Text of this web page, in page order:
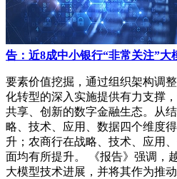
告：近8成中小银行“非常关注”大
要素价值挖掘，通过组织架构调
化转型的深入实施提供有力支撑
共享、创新的数字金融生态。从
略、技术、应用、数据四个维度
升；农商行在战略、技术、应用
面均有所提升。 《报告》强调，
大模型技术进展，并将其作为推